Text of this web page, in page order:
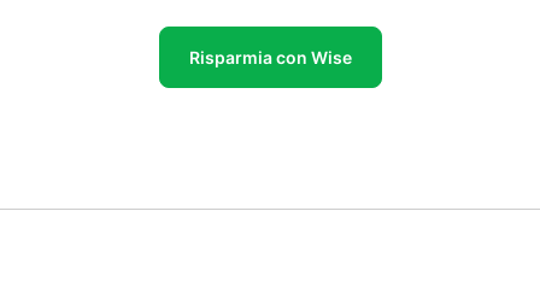
Risparmia con Wise